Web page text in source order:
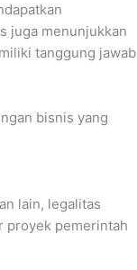
juga menunjukkan
tanggung jawab
bisnis yang
lain, legalitas
proyek pemerintah